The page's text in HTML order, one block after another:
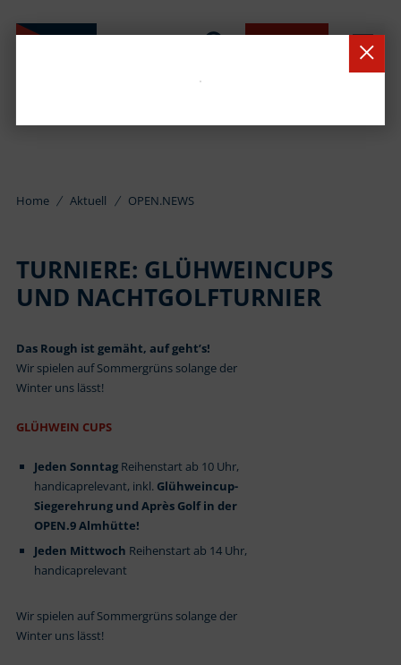
Home Aktuell OPEN.NEWS
TURNIERE: GLÜHWEINCUPS
UND NACHTGOLFTURNIER
Das Rough ist gemäht, auf geht’s!
Wir spielen auf Sommergrüns solange der
Winter uns lässt!
GLÜHWEIN CUPS
Jeden SonntagReihenstart ab 10 Uhr,
handicaprelevant, inkl. Glühweincup-
Siegerehrung und Après Golf in der
OPEN.9 Almhütte!
Jeden Mittwoch Reihenstart ab 14 Uhr,
handicaprelevant
Wir spielen auf Sommergrüns solange der
Winter uns lässt!